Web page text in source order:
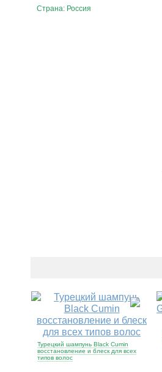
Страна: Россия
Турецкий шампунь Black Cumin
восстановление и блеск для всех
типов волос